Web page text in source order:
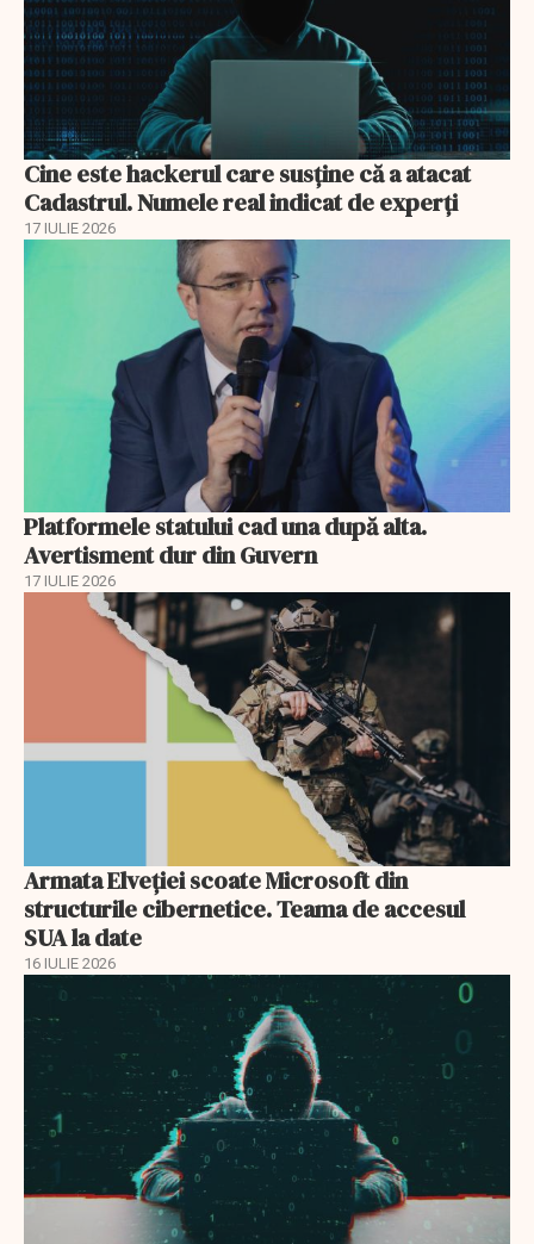
Cine este hackerul care susține că a atacat
Cadastrul. Numele real indicat de experți
17 IULIE 2026
Platformele statului cad una după alta.
Avertisment dur din Guvern
17 IULIE 2026
Armata Elveției scoate Microsoft din
structurile cibernetice. Teama de accesul
SUA la date
16 IULIE 2026